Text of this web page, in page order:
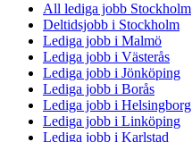
All lediga jobb Stockholm
Deltidsjobb i Stockholm
Lediga jobb i Malmö
Lediga jobb i Västerås
Lediga jobb i Jönköping
Lediga jobb i Borås
Lediga jobb i Helsingborg
Lediga jobb i Linköping
Lediga jobb i Karlstad